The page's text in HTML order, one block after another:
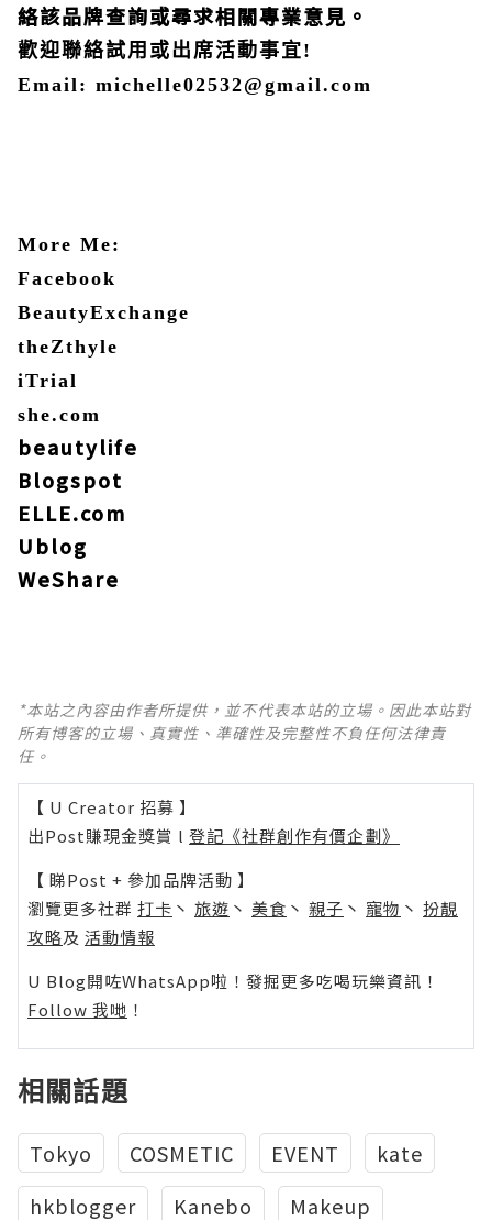
絡該品牌查詢或尋求相關專業意見。
歡迎聯絡試用或出席活動事宜!
Email: michelle02532@gmail.com
More Me:
Facebook
BeautyExchange
theZthyle
iTrial
she.com
beautylife
Blogspot
ELLE.com
Ublog
WeShare
*本站之內容由作者所提供，並不代表本站的立場。因此本站對
所有博客的立場、真實性、準確性及完整性不負任何法律責
任。
【 U Creator 招募 】
出Post賺現金獎賞 l 登記《社群創作有價企劃》
【 睇Post + 參加品牌活動 】
瀏覽更多社群 打卡 丶 旅遊 丶 美食 丶 親子 丶 寵物 丶 扮靚
攻略及 活動情報
U Blog開咗WhatsApp啦！發掘更多吃喝玩樂資訊！
Follow 我哋 ！
相關話題
Tokyo COSMETIC EVENT
kate
hkblogger
Kanebo Makeup